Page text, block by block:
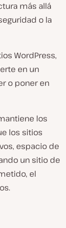
más allá
o la
WordPress,
en un
o poner en
los
los sitios
espacio de
un sitio de
el